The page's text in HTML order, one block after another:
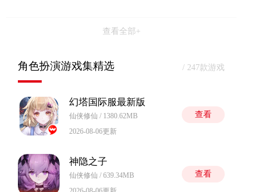
查看全部+
角色扮演游戏集精选 / 247款游戏
幻塔国际服最新版
仙侠修仙 / 1380.62MB
2026-08-06更新
查看
神隐之子
仙侠修仙 / 639.34MB
查看